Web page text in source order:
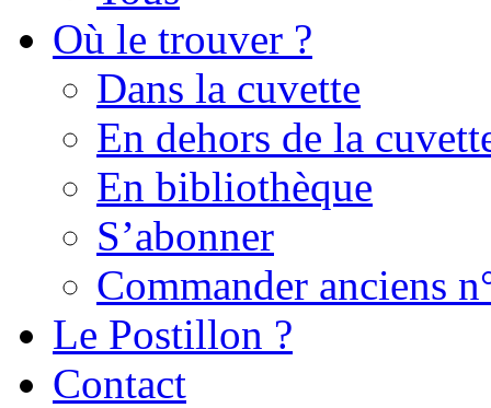
Où le trouver ?
Dans la cuvette
En dehors de la
En bibliothèque
S’abonner
Commander anciens
Le Postillon ?
Contact